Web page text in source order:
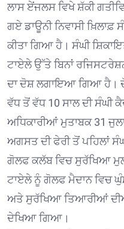
ਲਾਸ ਏਂਜਲਸ ਵਿਖੇ ਸ਼ੱਕੀ
ਗਏ ਡਾਊਨੀ ਨਿਵਾਸੀ
ਕੀਤਾ ਗਿਆ ਹੈ। ਸੰਘੀ
ਟਾਏਲੇ ਉੱਤੇ ਬਿਨਾਂ
ਦਾ ਦੋਸ਼ ਲਗਾਇਆ ਗਿਆ ਹੈ।
ਵੱਧ ਤੋਂ ਵੱਧ 10 ਸਾਲ ਦੀ ਸੰਘੀ
ਅਧਿਕਾਰੀਆਂ ਮੁਤਾਬਕ 31
ਅਗਸਤ ਦੀ ਫੇਰੀ ਤੋਂ ਪਹਿਲਾਂ
ਗੋਲਫ ਕਲੱਬ ਵਿਚ ਸੁਰੱਖਿਆ
ਟਾਏਲੇ ਨੂੰ ਗੋਲਫ ਮੈਦਾਨ ਵਿਚ
ਅਤੇ ਸੁਰੱਖਿਆ ਤਿਆਰੀਆਂ
ਦੇਖਿਆ ਗਿਆ।